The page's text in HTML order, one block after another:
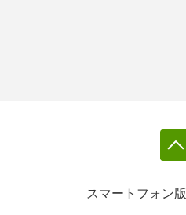
スマートフォン版